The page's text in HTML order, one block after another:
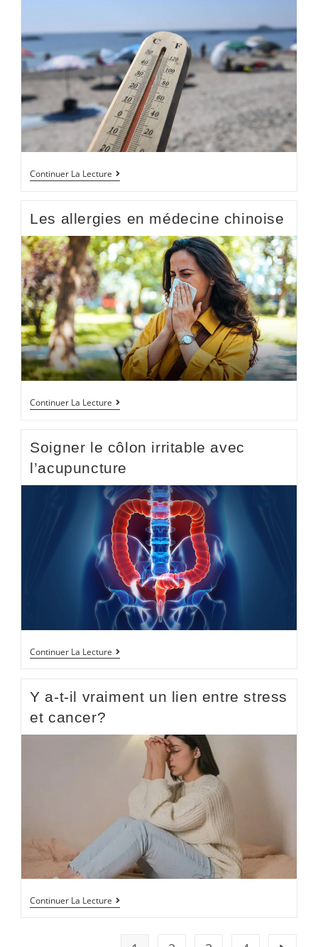
Continuer La Lecture
Les allergies en médecine chinoise
Continuer La Lecture
Soigner le côlon irritable avec
l’acupuncture
Continuer La Lecture
Y a-t-il vraiment un lien entre stress
et cancer?
Continuer La Lecture